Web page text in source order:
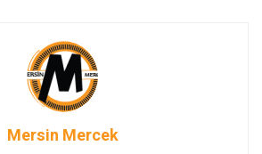
Mersin Mercek